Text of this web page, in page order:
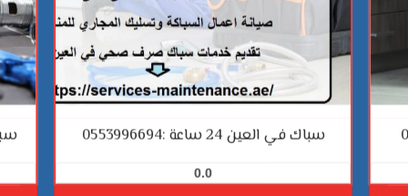
سباك في العين 24 ساعة :0553996694
0.0